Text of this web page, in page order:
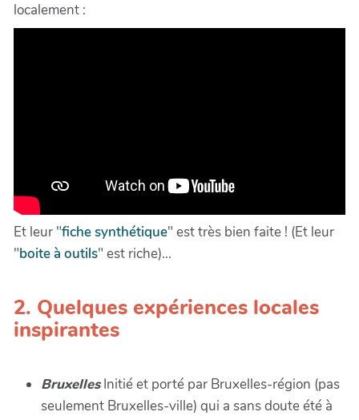
localement :
Et leur "fiche synthétique" est très bien faite ! (Et leur
"boite à outils" est riche)...
2. Quelques expériences locales
inspirantes
BruxellesInitié et porté par Bruxelles-région (pas
seulement Bruxelles-ville) qui a sans doute été à